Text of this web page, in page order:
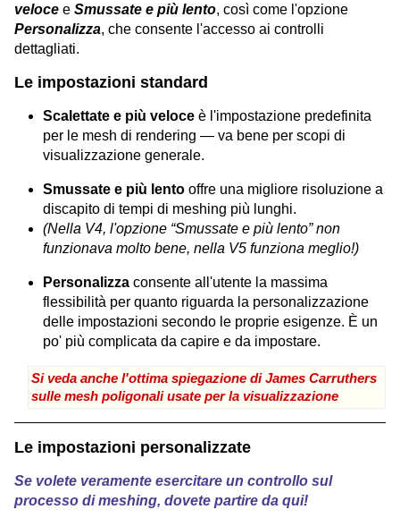
veloce e Smussate e più lento, così come l'opzione
Personalizza, che consente l'accesso ai controlli
dettagliati.
Le impostazioni standard
Scalettate e più veloce è l'impostazione predefinita
per le mesh di rendering — va bene per scopi di
visualizzazione generale.
Smussate e più lento offre una migliore risoluzione a
discapito di tempi di meshing più lunghi.
(Nella V4, l'opzione “Smussate e più lento” non
funzionava molto bene, nella V5 funziona meglio!)
Personalizza consente all'utente la massima
flessibilità per quanto riguarda la personalizzazione
delle impostazioni secondo le proprie esigenze. È un
po' più complicata da capire e da impostare.
Si veda anche l'ottima spiegazione di James Carruthers
sulle mesh poligonali usate per la visualizzazione
Le impostazioni personalizzate
Se volete veramente esercitare un controllo sul
processo di meshing, dovete partire da qui!